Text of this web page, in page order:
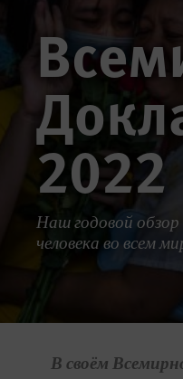
Готова ли
когда
оборонительной
Former Executive Director
2022
Наш годовой
человека во всем
В своём